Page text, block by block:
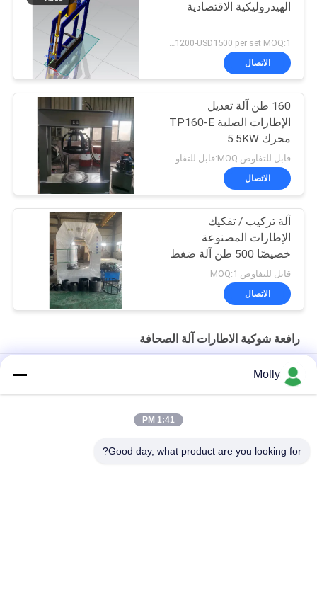
الهيدروليكية الاقتصادية
USD1200-USD1500 per set MOQ:1 مجموعة
الاتصال
160 طن آلة تعديل
الإطارات الصلبة TP160-E
محرك 5.5KW
الاتصال
آلة تركيب / تفكيك
الإطارات المصنوعة
خصيصًا 500 طن آلة ضغط
الإطارات الصلبة 11
كيلوواط 480 فولت مع
قابل للتفاوض MOQ:1
الاتصال
رافعة شوكية الاطارات آلة الصحافة
TP 250 الجهاز الصناعي للنقل بالشوكة الإطارات الصلبة الإطارات
الهيدروليكية
Molly
1:41 PM
Good day, what product are you looking for?